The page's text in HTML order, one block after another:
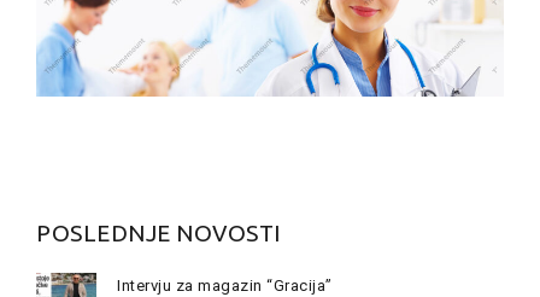
POSLEDNJE NOVOSTI
Intervju za magazin “Gracija”